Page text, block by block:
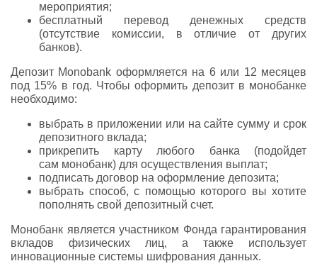
мероприятия;
бесплатный перевод денежных средств
(отсутствие комиссии, в отличие от других
банков).
Депозит Monobank оформляется на 6 или 12 месяцев
под 15% в год. Чтобы оформить депозит в монобанке
необходимо:
выбрать в приложении или на сайте сумму и срок
депозитного вклада;
прикрепить карту любого банка (подойдет
сам монобанк) для осуществления выплат;
подписать договор на оформление депозита;
выбрать способ, с помощью которого вы хотите
пополнять свой депозитный счет.
Монобанк является участником Фонда гарантирования
вкладов физических лиц, а также использует
инновационные системы шифрования данных.